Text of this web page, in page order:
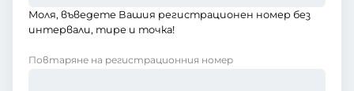
Моля, въведете Вашия регистрационен номер без
интервали, тире и точка!
Повтаряне на регистрационния номер